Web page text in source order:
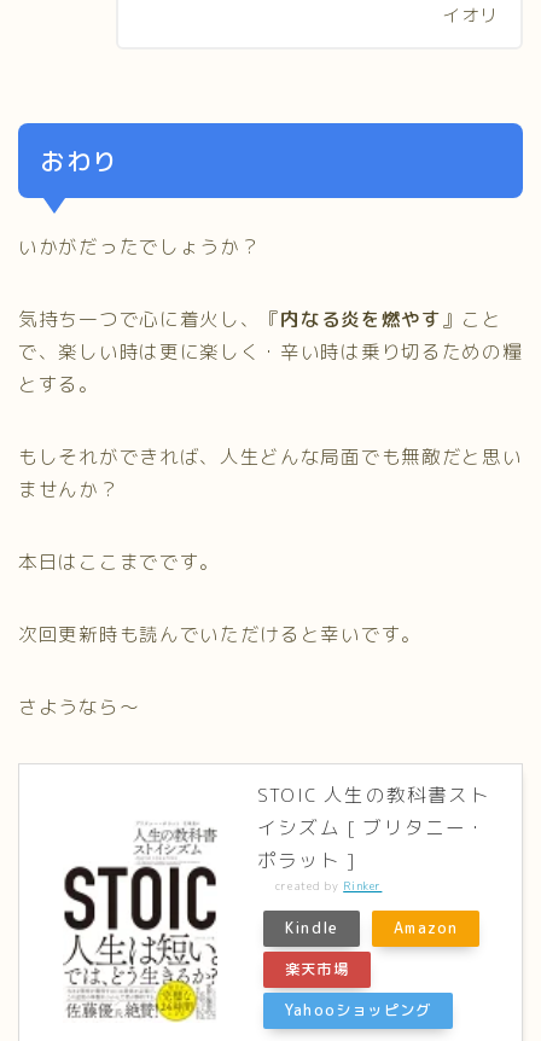
イオリ
おわり
いかがだったでしょうか？
気持ち一つで心に着火し、『内なる炎を燃やす』こと
で、楽しい時は更に楽しく・辛い時は乗り切るための糧
とする。
もしそれができれば、人生どんな局面でも無敵だと思い
ませんか？
本日はここまでです。
次回更新時も読んでいただけると幸いです。
さようなら～
STOIC 人生の教科書スト
イシズム [ ブリタニー・
ポラット ]
created by Rinker
Kindle
Amazon
楽天市場
Yahooショッピング